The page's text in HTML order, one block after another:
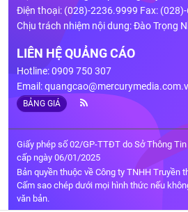
Điện thoại: (028)-2236.9999 Fax:
Chịu trách nhiệm nội dung: Đào Trọng
LIÊN HỆ QUẢNG CÁO
Hotline: 0909 750 307
Email:
BẢNG GIÁ
Giấy phép số 02/GP-TTĐT do Sở Thông
cấp ngày 06/01/2025
Bản quyền thuộc về Công ty TNHH Truyền
Cấm sao chép dưới mọi hình thức nếu
văn bản.